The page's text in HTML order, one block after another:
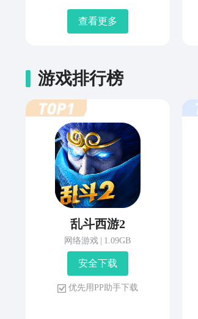
查看更多
游戏排行榜
乱斗西游2
网络游戏 1.09GB
安 全 下 载
优 先 用 P P 助 手 下 载